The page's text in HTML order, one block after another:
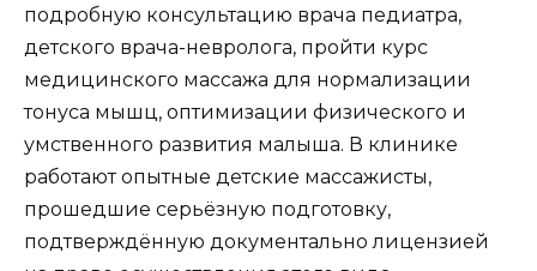
подробную консультацию врача педиатра,
детского врача-невролога, пройти курс
медицинского массажа для нормализации
тонуса мышц, оптимизации физического и
умственного развития малыша. В клинике
работают опытные детские массажисты,
прошедшие серьёзную подготовку,
подтверждённую документально лицензией